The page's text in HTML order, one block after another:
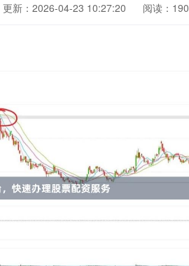
更新：2026-04-23 10:27:20 阅读：190